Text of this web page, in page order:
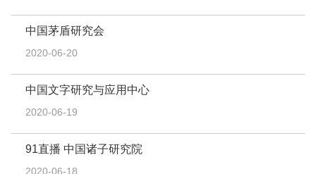
中国茅盾研究会
2020-06-20
中国文字研究与应用中心
2020-06-19
91直播 中国诸子研究院
2020-06-18